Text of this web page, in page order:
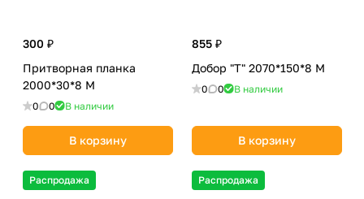
300 ₽
Притворная планка
2000*30*8 М
0 0 В наличии
В корзину
855 ₽
Добор "Т" 2070*150*8 М
0 0 В наличии
В корзину
Распродажа Распродажа